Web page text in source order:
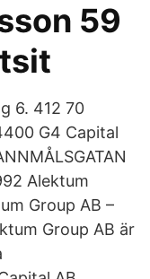
59
6. 412 70
G4 Capital
Alektum
Group AB –
Group AB är